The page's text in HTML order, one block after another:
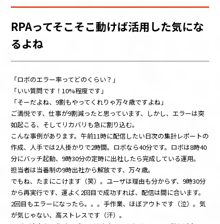
RPAってそこそこ動けば活用した気にな
るよね
「ロボのエラー率ってどのくらい？」
「いい質問です！10%程度です」
「そーだよね、9割もやってくれりゃ万々歳ですよね」
ご満悦です、仕事が9割減ったと思っています、しかし、エラーは突
如起こる、そしてリカバリも急に割り込む。
こんな事例があります。午前11時に配信したい日次の集計レポートの
作成、人手では2人掛かりで2時間。ロボなら40分です。ロボは8時40
分にバッチ起動、9時30分の定時に出社したら完成している運用。
担当者は当番制の9時出社から解放です、万々歳。
でもね、たまにこけます（笑）。ユーザは理由も分からず、9時30分
から再実行です、運よく2回目で成功すれば、配信は間に合います。
2回目もエラーになったら。。。手作業、ほぼアウトです（泣）。気
が気じゃない、高ストレスです（汗）。